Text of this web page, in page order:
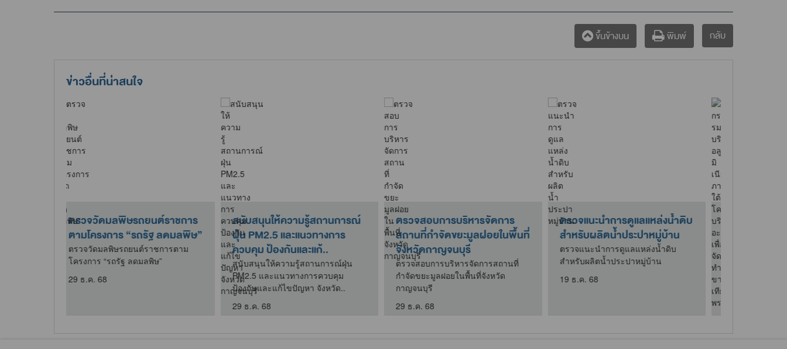
ขึ้นข้างบน พิมพ์ กลับ
ข่าวอื่นที่น่าสนใจ
กิจกรรมบริจาคอลูมิเนียมภาย
ใต้โครงการบริจาคอะลูมิเนียม
เพื่อจัดทำขาเทียม..
ที่นำฝาอะลูมิเนียมมาร่วมบริจาค ใน
โครงการบริจาคอะลูมิเนียมเพื่อจัดทำ
ตรวจวิเคราะห์ตัวอย่างน้ำ
ประจำเดือนธันวาคม 2568
ตรวจวิเคราะห์ตัวอย่างน้ำ ประจำ
เดือนธันวาคม 2568
30 ธ.ค. 68
ตั้งจุดให้บริการประชาชนในช่วง
วันหยุดเทศกาลปีใหม่ 2569
ตั้งจุดให้บริการประชาชนในช่วงวัน
หยุดเทศกาลปีใหม่ 2569
30 ธ.ค. 68
เข้าร่วมพิธีเปิดงานวันน้อมรำลึก
การก่อตั้งโครงการศึกษาวิธีการ
ฟื้นฟูที่ด..
เข้าร่วมพิธีเปิดงานวันน้อมรำลึกการ
ก่อตั้งโครงการศึกษาวิธีการฟื้นฟูที่ดิน